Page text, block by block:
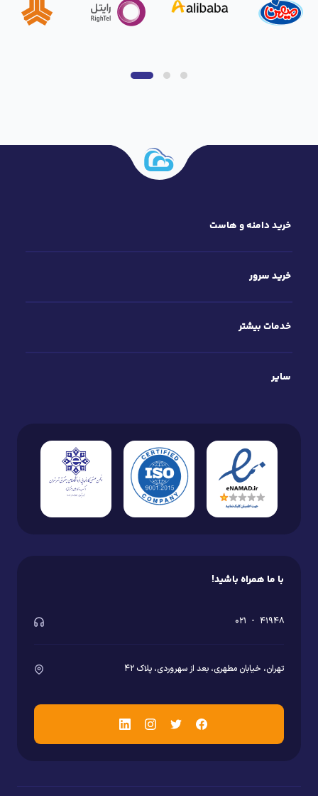
خرید دامنه و هاست
خرید سرور
خدمات بیشتر
سایر
با ما همراه باشید!
۰۲۱ - ۴۱۹۴۸
تهران، خیابان مطهری، بعد از سهروردی، پلاک ۴۲